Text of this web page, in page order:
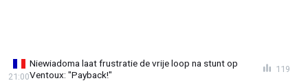
Niewiadoma laat frustratie de vrije loop na stunt op
Ventoux: "Payback!"
21:00
119